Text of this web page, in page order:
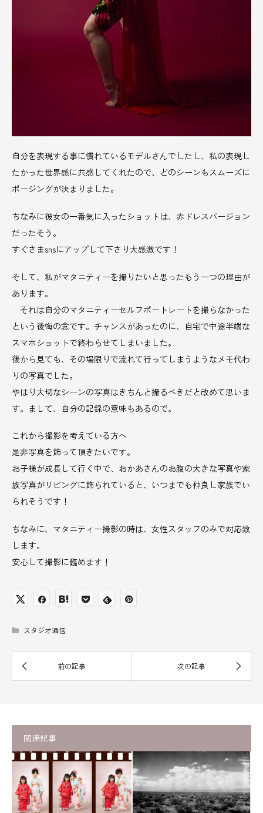
自分を表現する事に慣れているモデルさんでしたし、私の表現し
たかった世界感に共感してくれたので、どのシーンもスムーズに
ポージングが決まりました。
ちなみに彼女の一番気に入ったショットは、赤ドレスバージョン
だったそう。
すぐさまsnsにアップして下さり大感激です！
そして、私がマタニティーを撮りたいと思ったもう一つの理由が
あります。
それは自分のマタニティーセルフポートレートを撮らなかった
という後悔の念です。チャンスがあったのに、自宅で中途半端な
スマホショットで終わらせてしまいました。
後から見ても、その場限りで流れて行ってしまうようなメモ代わ
りの写真でした。
やはり大切なシーンの写真はきちんと撮るべきだと改めて思いま
す。まして、自分の記録の意味もあるので。
これから撮影を考えている方へ
是非写真を飾って頂きたいです。
お子様が成長して行く中で、おかあさんのお腹の大きな写真や家
族写真がリビングに飾られていると、いつまでも仲良し家族でい
られそうです！
ちなみに、マタニティー撮影の時は、女性スタッフのみで対応致
します。
安心して撮影に臨めます！
スタジオ通信
関連記事